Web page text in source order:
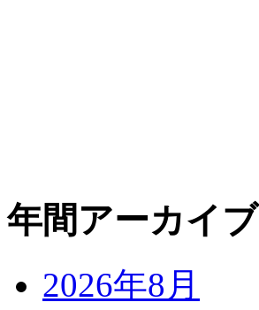
年間アーカイブ
2026年8月